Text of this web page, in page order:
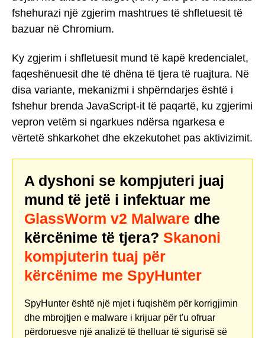
fshehurazi një zgjerim mashtrues të shfletuesit të
bazuar në Chromium.
Ky zgjerim i shfletuesit mund të kapë kredencialet,
faqeshënuesit dhe të dhëna të tjera të ruajtura. Në
disa variante, mekanizmi i shpërndarjes është i
fshehur brenda JavaScript-it të paqartë, ku zgjerimi
vepron vetëm si ngarkues ndërsa ngarkesa e
vërtetë shkarkohet dhe ekzekutohet pas aktivizimit.
A dyshoni se kompjuteri juaj
mund të jetë i infektuar me
GlassWorm v2 Malware dhe
kërcënime të tjera? Skanoni
kompjuterin tuaj për
kërcënime me SpyHunter
SpyHunter është një mjet i fuqishëm për korrigjimin
dhe mbrojtjen e malware i krijuar për t'u ofruar
përdoruesve një analizë të thelluar të sigurisë së